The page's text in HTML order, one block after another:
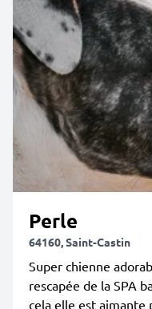
Perle
64160, Saint-Castin
Super chienne
rescapée de la SPA
cela elle est aimante